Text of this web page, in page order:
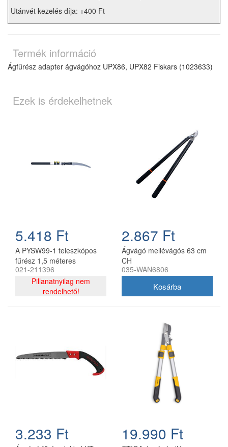
Utánvét kezelés díja: +400 Ft
Termék információ
Ágfűrész adapter ágvágóhoz UPX86, UPX82 Fiskars (1023633)
Ezek is érdekelhetnek
5.418 Ft
A PYSW99-1 teleszkópos
fűrész 1,5 méteres
hosszával ideális eszköz a
fák és bokrok nyírására.
Kiváló minőségű
eredményt érhet el.
021-211396
Pillanatnyilag nem
rendelhető!
2.867 Ft
Ágvágó mellévágós 63 cm
CH
035-WAN6806
3.233 Ft 19.990 Ft